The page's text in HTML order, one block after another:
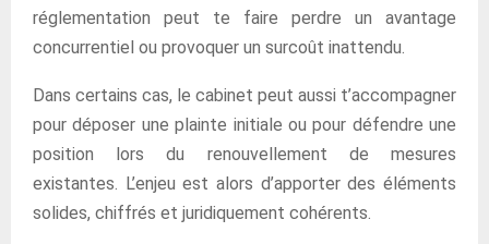
réglementation peut te faire perdre un avantage
concurrentiel ou provoquer un surcoût inattendu.
Dans certains cas, le cabinet peut aussi t’accompagner
pour déposer une plainte initiale ou pour défendre une
position lors du renouvellement de mesures
existantes. L’enjeu est alors d’apporter des éléments
solides, chiffrés et juridiquement cohérents.